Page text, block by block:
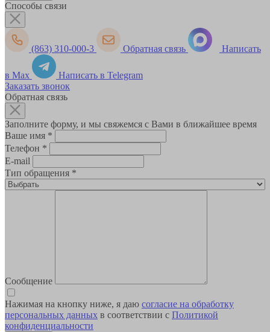
Способы связи
(863) 310-000-3 Обратная связь Написать
в Max
Написать в Telegram
Заказать звонок
Обратная связь
Заполните форму, и мы свяжемся с Вами в ближайшее время
Ваше имя *
Телефон *
E-mail
Тип обращения *
Сообщение
Нажимая на кнопку ниже, я даю согласие на обработку
персональных данных в соответствии с Политикой
конфиденциальности